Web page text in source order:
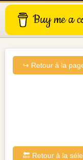
Buy me a
↪ Retour à la
🔙 Retour à la